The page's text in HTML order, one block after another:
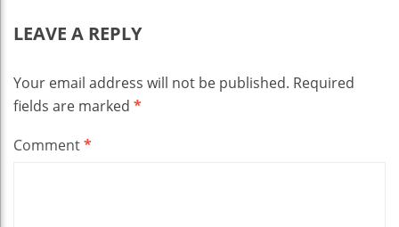
LEAVE A REPLY
Your email address will not be published. Required
fields are marked *
Comment*